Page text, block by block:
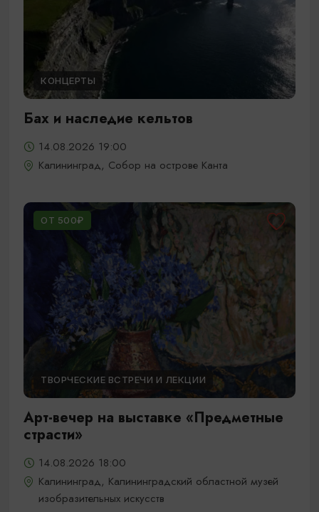
КОНЦЕРТЫ
Бах и наследие кельтов
14.08.2026 19:00
Калининград, Собор на острове Канта
ОТ 500₽
ТВОРЧЕСКИЕ ВСТРЕЧИ И ЛЕКЦИИ
Арт-вечер на выставке «Предметные
страсти»
14.08.2026 18:00
Калининград, Калининградский областной музей
изобразительных искусств